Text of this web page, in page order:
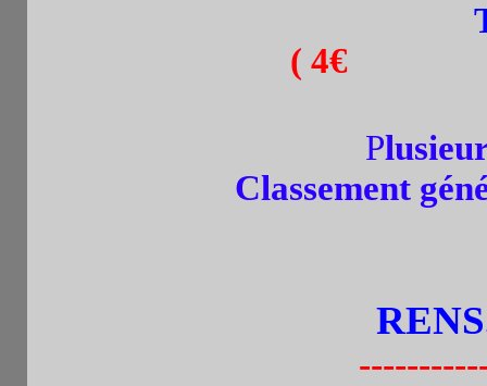
( 4€
P
Classement